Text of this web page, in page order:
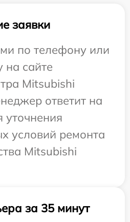
заявки
по телефону или
на сайте
Mitsubishi
ответит на
уточнения
условий ремонта
Mitsubishi
за 35 минут